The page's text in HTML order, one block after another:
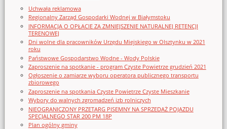
Uchwała reklamowa
Regionalny Zarząd Gospodarki Wodnej w Białymstoku
INFORMACJA O OPŁACIE ZA ZMNIEJSZENIE NATURALNEJ RETENCJI
TERENOWEJ
Dni wolne dla pracowników Urzędu Miejskiego w Olsztynku w 2021
roku
Państwowe Gospodarstwo Wodne - Wody Polskie
Zaproszenie na spotkanie - program Czyste Powietrze grudzień 2021
Ogłoszenie o zamiarze wyboru operatora publicznego transportu
zbiorowego
Zaproszenie na spotkania Czyste Powietrze Czyste Mieszkanie
Wybory do walnych zgromadzeń izb rolniczych
NIEOGRANICZONY PRZETARG PISEMNY NA SPRZEDAŻ POJAZDU
SPECJALNEGO STAR 200 PM 18P
Plan ogólny gminy